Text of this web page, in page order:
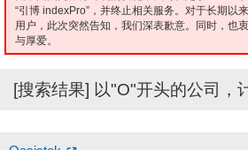
“引博 indexPro”，并终止相关服务。对于长期以
用户，此次突然告知，我们深表歉意。同时，也
与厚爱。
[搜索结果] 以"O"开头的公司，